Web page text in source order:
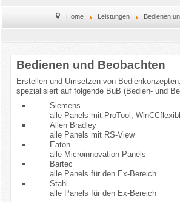
Home
Leistungen
Referenzen
Datenschutz
Impressum
Disclaimer
Home Leistungen Bedienen
Bedienen und Beobachten
Erstellen und Umsetzen von
spezialisiert auf folgende BuB (Bedien- und
Siemens
alle Panels mit ProTool,
Allen Bradley
alle Panels mit RS-View
Eaton
alle Microinnovation Panels
Bartec
alle Panels für den Ex-Bereich
Stahl
alle Panels für den Ex-Bereich